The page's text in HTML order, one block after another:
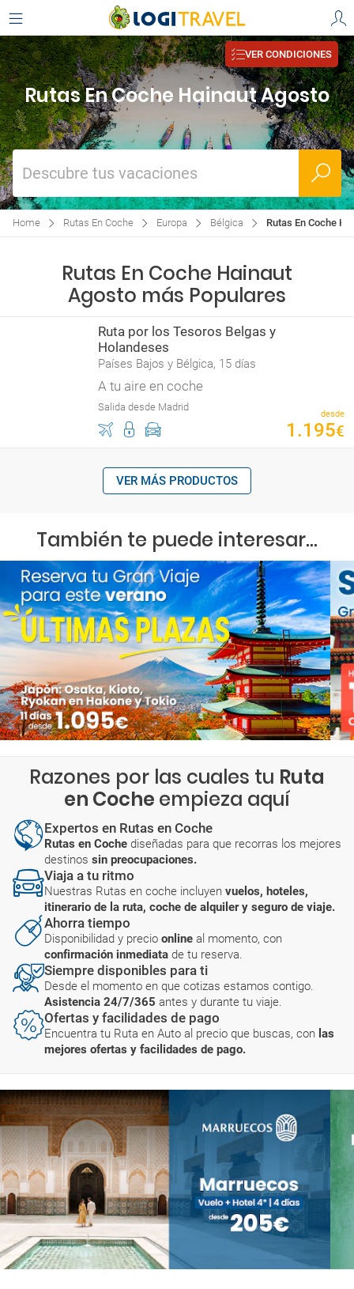
VER CONDICIONES
Rutas En Coche Hainaut Agosto
Descubre tus vacaciones
Home Rutas En Coche Europa Bélgica Rutas En Coche
Rutas En Coche Hainaut
Agosto más Populares
Ruta por los Tesoros Belgas y
Holandeses
Países Bajos y Bélgica, 15 días
A tu aire en coche
Salida desde Madrid
desde
1 .195€
VER MÁS PRODUCTOS
También te puede interesar...
Razones por las cuales tu Ruta
en Coche empieza aquí
Expertos en Rutas en Coche
Rutas en Coche diseñadas para que recorras los mejores
destinos sin preocupaciones.
Viaja a tu ritmo
Nuestras Rutas en coche incluyen vuelos, hoteles,
itinerario de la ruta, coche de alquiler y seguro de viaje.
Ahorra tiempo
Disponibilidad y precio online al momento, con
confirmación inmediata de tu reserva.
Siempre disponibles para ti
Desde el momento en que cotizas estamos contigo.
Asistencia 24/7/365 antes y durante tu viaje.
Ofertas y facilidades de pago
Encuentra tu Ruta en Auto al precio que buscas, con las
mejores ofertas y facilidades de pago.